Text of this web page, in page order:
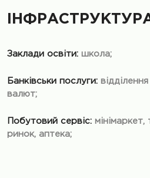
Заклади освіти: школа;
Банківськи послуги:
валют;
Побутовий сервіс: мінімаркет,
ринок, аптека;